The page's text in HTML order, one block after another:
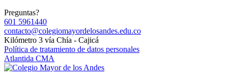
Preguntas?
601 5961440
contacto@colegiomayordelosandes.edu.co
Kilómetro 3 vía Chía - Cajicá
Política de tratamiento de datos personales
Atlantida CMA